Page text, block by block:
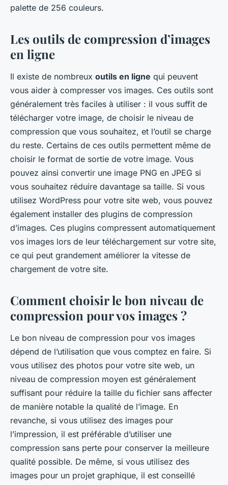
palette de 256 couleurs.
Les outils de compression d’images
en ligne
Il existe de nombreux outils en ligne qui peuvent
vous aider à compresser vos images. Ces outils sont
généralement très faciles à utiliser : il vous suffit de
télécharger votre image, de choisir le niveau de
compression que vous souhaitez, et l’outil se charge
du reste. Certains de ces outils permettent même de
choisir le format de sortie de votre image. Vous
pouvez ainsi convertir une image PNG en JPEG si
vous souhaitez réduire davantage sa taille. Si vous
utilisez WordPress pour votre site web, vous pouvez
également installer des plugins de compression
d’images. Ces plugins compressent automatiquement
vos images lors de leur téléchargement sur votre site,
ce qui peut grandement améliorer la vitesse de
chargement de votre site.
Comment choisir le bon niveau de
compression pour vos images ?
Le bon niveau de compression pour vos images
dépend de l’utilisation que vous comptez en faire. Si
vous utilisez des photos pour votre site web, un
niveau de compression moyen est généralement
suffisant pour réduire la taille du fichier sans affecter
de manière notable la qualité de l’image. En
revanche, si vous utilisez des images pour
l’impression, il est préférable d’utiliser une
compression sans perte pour conserver la meilleure
qualité possible. De même, si vous utilisez des
images pour un projet graphique, il est conseillé